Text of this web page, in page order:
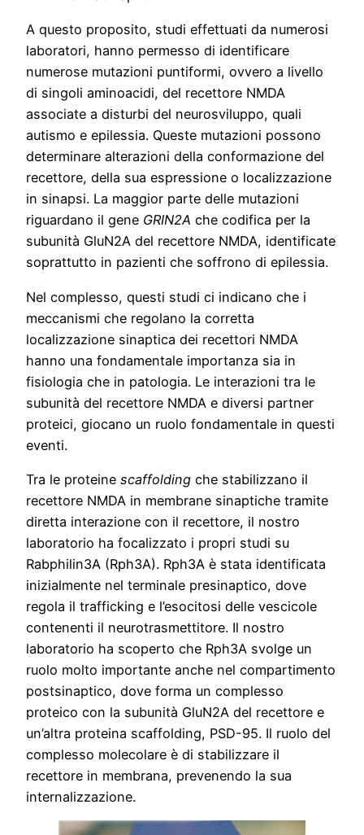
A questo proposito, studi effettuati da numerosi
laboratori, hanno permesso di identificare
numerose mutazioni puntiformi, ovvero a livello
di singoli aminoacidi, del recettore NMDA
associate a disturbi del neurosviluppo, quali
autismo e epilessia. Queste mutazioni possono
determinare alterazioni della conformazione del
recettore, della sua espressione o localizzazione
in sinapsi. La maggior parte delle mutazioni
riguardano il gene GRIN2A che codifica per la
subunità GluN2A del recettore NMDA, identificate
soprattutto in pazienti che soffrono di epilessia.
Nel complesso, questi studi ci indicano che i
meccanismi che regolano la corretta
localizzazione sinaptica dei recettori NMDA
hanno una fondamentale importanza sia in
fisiologia che in patologia. Le interazioni tra le
subunità del recettore NMDA e diversi partner
proteici, giocano un ruolo fondamentale in questi
eventi.
Tra le proteine scaffolding che stabilizzano il
recettore NMDA in membrane sinaptiche tramite
diretta interazione con il recettore, il nostro
laboratorio ha focalizzato i propri studi su
Rabphilin3A (Rph3A). Rph3A è stata identificata
inizialmente nel terminale presinaptico, dove
regola il trafficking e l’esocitosi delle vescicole
contenenti il neurotrasmettitore. Il nostro
laboratorio ha scoperto che Rph3A svolge un
ruolo molto importante anche nel compartimento
postsinaptico, dove forma un complesso
proteico con la subunità GluN2A del recettore e
un’altra proteina scaffolding, PSD-95. Il ruolo del
complesso molecolare è di stabilizzare il
recettore in membrana, prevenendo la sua
internalizzazione.